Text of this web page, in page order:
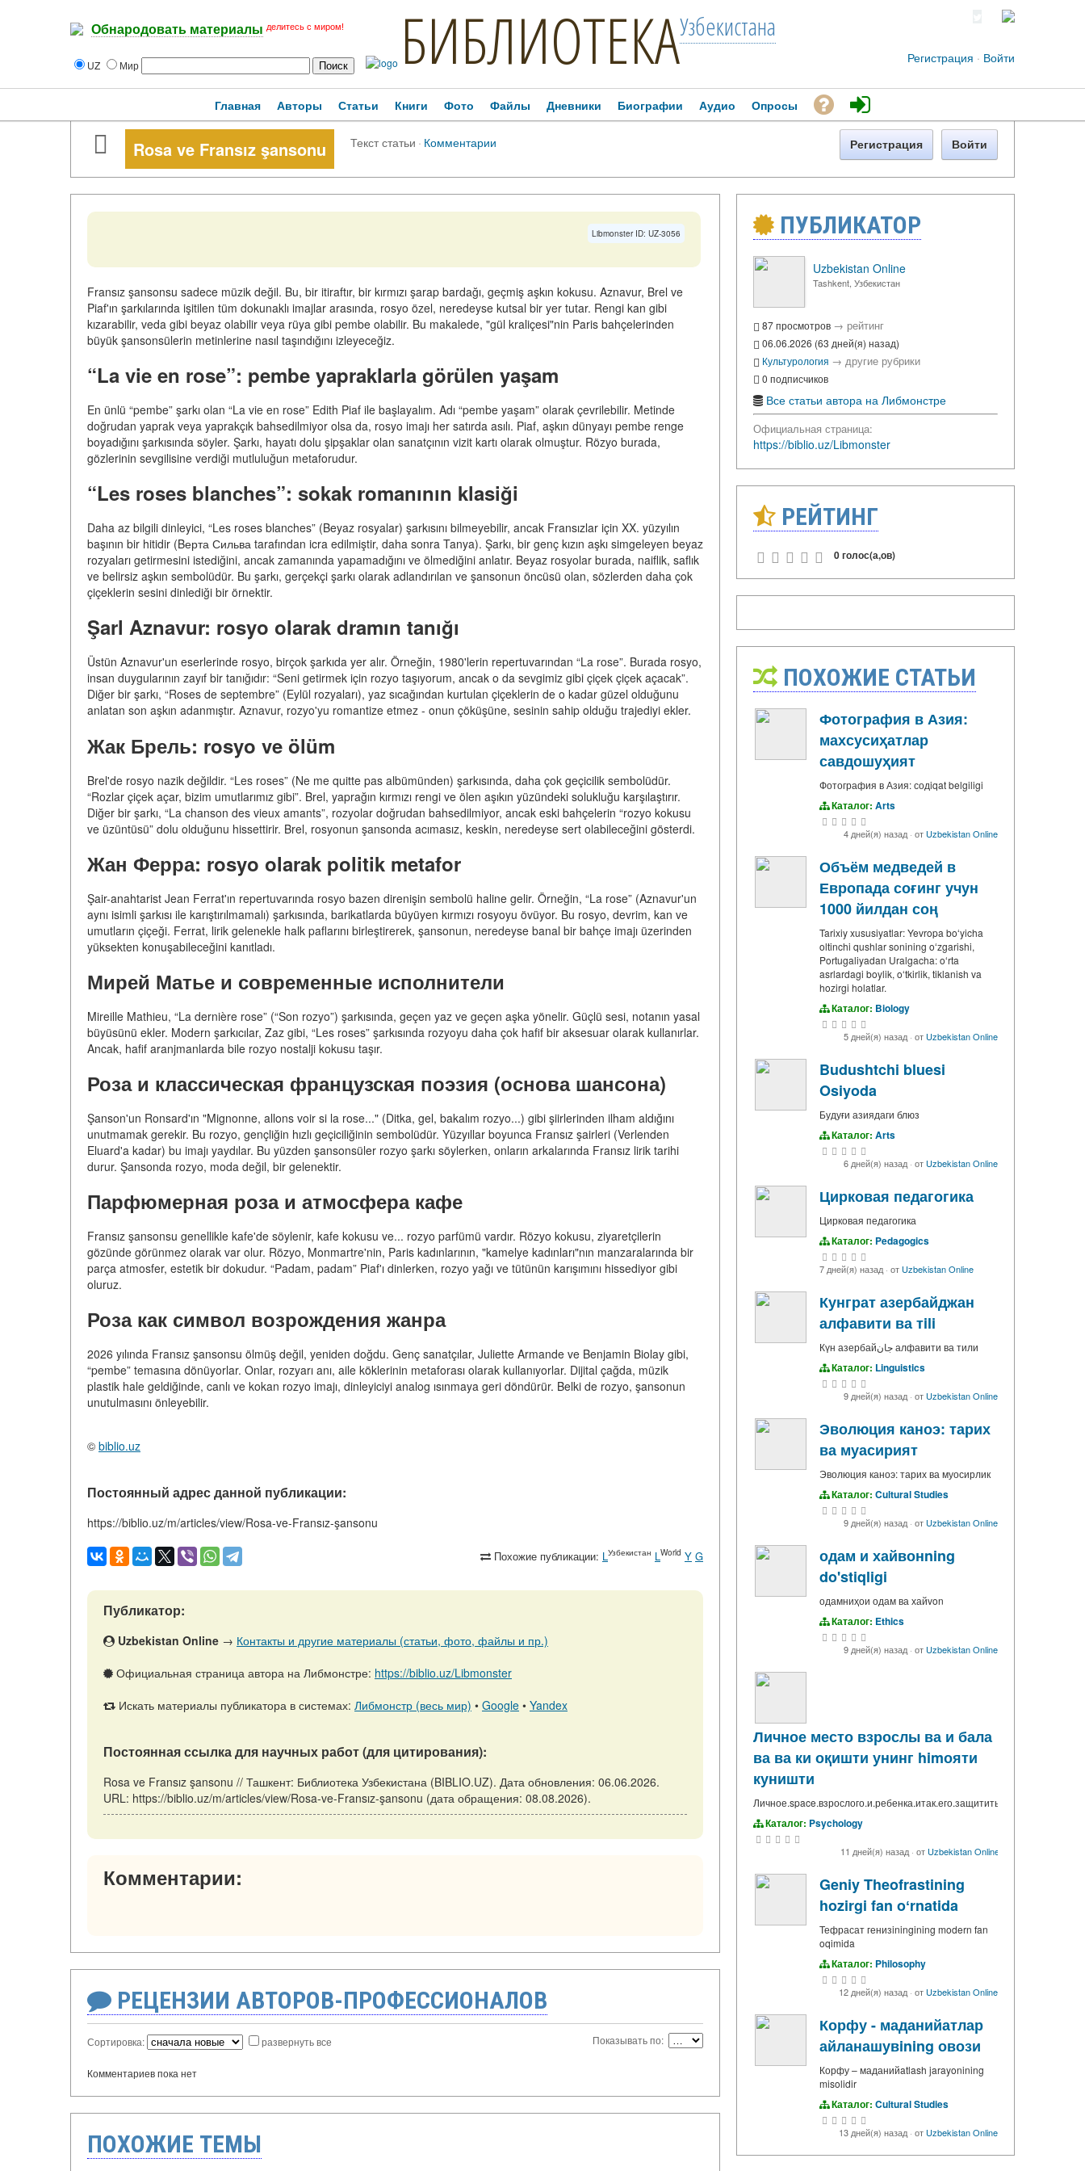
Обнародовать материалы делитесь с миром!
UZ Мир БИБЛИОТЕКАУзбекистана
Регистрация · Войти
Главная Авторы Статьи Книги Фото Файлы Дневники Биографии Аудио Опросы
Rosa ve Fransız şansonu Текст статьи · Комментарии Регистрация Войти
Libmonster ID: UZ-3056
Fransız şansonsu sadece müzik değil. Bu, bir itiraftır, bir kırmızı şarap bardağı, geçmiş aşkın kokusu. Aznavur, Brel ve
Piaf'ın şarkılarında işitilen tüm dokunaklı imajlar arasında, rosyo özel, neredeyse kutsal bir yer tutar. Rengi kan gibi
kızarabilir, veda gibi beyaz olabilir veya rüya gibi pembe olabilir. Bu makalede, "gül kraliçesi"nin Paris bahçelerinden
büyük şansonsülerin metinlerine nasıl taşındığını izleyeceğiz.
“La vie en rose”: pembe yapraklarla görülen yaşam
En ünlü “pembe” şarkı olan “La vie en rose” Edith Piaf ile başlayalım. Adı “pembe yaşam” olarak çevrilebilir. Metinde
doğrudan yaprak veya yaprakçık bahsedilmiyor olsa da, rosyo imajı her satırda asılı. Piaf, aşkın dünyayı pembe renge
boyadığını şarkısında söyler. Şarkı, hayatı dolu şipşaklar olan sanatçının vizit kartı olarak olmuştur. Rözyo burada,
gözlerinin sevgilisine verdiği mutluluğun metaforudur.
“Les roses blanches”: sokak romanının klasiği
Daha az bilgili dinleyici, “Les roses blanches” (Beyaz rosyalar) şarkısını bilmeyebilir, ancak Fransızlar için XX. yüzyılın
başının bir hitidir (Bерта Сильва tarafından icra edilmiştir, daha sonra Tanya). Şarkı, bir genç kızın aşkı simgeleyen beyaz
rozyaları getirmesini istediğini, ancak zamanında yapamadığını ve ölmediğini anlatır. Beyaz rosyolar burada, naiflik, saflık
ve belirsiz aşkın sembolüdür. Bu şarkı, gerçekçi şarkı olarak adlandırılan ve şansonun öncüsü olan, sözlerden daha çok
çiçeklerin sesini dinlediği bir örnektir.
Şarl Aznavur: rosyo olarak dramın tanığı
Üstün Aznavur'un eserlerinde rosyo, birçok şarkıda yer alır. Örneğin, 1980'lerin repertuvarından “La rose”. Burada rosyo,
insan duygularının zayıf bir tanığıdır: “Seni getirmek için rozyo taşıyorum, ancak o da sevgimiz gibi çiçek çiçek açacak”.
Diğer bir şarkı, “Roses de septembre” (Eylül rozyaları), yaz sıcağından kurtulan çiçeklerin de o kadar güzel olduğunu
anlatan son aşkın adanmıştır. Aznavur, rozyo'yu romantize etmez - onun çöküşüne, sesinin sahip olduğu trajediyi ekler.
Жак Брель: rosyo ve ölüm
Brel'de rosyo nazik değildir. “Les roses” (Ne me quitte pas albümünden) şarkısında, daha çok geçicilik sembolüdür.
“Rozlar çiçek açar, bizim umutlarımız gibi”. Brel, yaprağın kırmızı rengi ve ölen aşıkın yüzündeki solukluğu karşılaştırır.
Diğer bir şarkı, “La chanson des vieux amants”, rozyolar doğrudan bahsedilmiyor, ancak eski bahçelerin “rozyo kokusu
ve üzüntüsü” dolu olduğunu hissettirir. Brel, rosyonun şansonda acımasız, keskin, neredeyse sert olabileceğini gösterdi.
Жан Ферра: rosyo olarak politik metafor
Şair-anahtarist Jean Ferrat'ın repertuvarında rosyo bazen direnişin sembolü haline gelir. Örneğin, “La rose” (Aznavur'un
aynı isimli şarkısı ile karıştırılmamalı) şarkısında, barikatlarda büyüyen kırmızı rosyoyu övüyor. Bu rosyo, devrim, kan ve
umutların çiçeği. Ferrat, lirik gelenekle halk paflarını birleştirerek, şansonun, neredeyse banal bir bahçe imajı üzerinden
yüksekten konuşabileceğini kanıtladı.
Мирей Матье и современные исполнители
Mireille Mathieu, “La dernière rose” (“Son rozyo”) şarkısında, geçen yaz ve geçen aşka yönelir. Güçlü sesi, notanın yasal
büyüsünü ekler. Modern şarkıcılar, Zaz gibi, “Les roses” şarkısında rozyoyu daha çok hafif bir aksesuar olarak kullanırlar.
Ancak, hafif aranjmanlarda bile rozyo nostalji kokusu taşır.
Роза и классическая французская поэзия (основа шансона)
Şanson'un Ronsard'ın "Mignonne, allons voir si la rose..." (Ditka, gel, bakalım rozyo...) gibi şiirlerinden ilham aldığını
unutmamak gerekir. Bu rozyo, gençliğin hızlı geçiciliğinin sembolüdür. Yüzyıllar boyunca Fransız şairleri (Verlenden
Eluard'a kadar) bu imajı yaydılar. Bu yüzden şansonsüler rozyo şarkı söylerken, onların arkalarında Fransız lirik tarihi
durur. Şansonda rozyo, moda değil, bir gelenektir.
Парфюмерная роза и атмосфера кафе
Fransız şansonsu genellikle kafe'de söylenir, kafe kokusu ve... rozyo parfümü vardır. Rözyo kokusu, ziyaretçilerin
gözünde görünmez olarak var olur. Rözyo, Monmartre'nin, Paris kadınlarının, "kamelye kadınları"nın manzaralarında bir
parça atmosfer, estetik bir dokudur. “Padam, padam” Piaf'ı dinlerken, rozyo yağı ve tütünün karışımını hissediyor gibi
oluruz.
Роза как символ возрождения жанра
2026 yılında Fransız şansonsu ölmüş değil, yeniden doğdu. Genç sanatçılar, Juliette Armande ve Benjamin Biolay gibi,
“pembe” temasına dönüyorlar. Onlar, rozyarı anı, aile köklerinin metaforası olarak kullanıyorlar. Dijital çağda, müzik
plastik hale geldiğinde, canlı ve kokan rozyo imajı, dinleyiciyi analog ısınmaya geri döndürür. Belki de rozyo, şansonun
unutulmasını önleyebilir.
© biblio.uz
Постоянный адрес данной публикации:
https://biblio.uz/m/articles/view/Rosa-ve-Fransız-şansonu
Похожие публикации: L Узбекистан L World Y G
Публикатор:
Uzbekistan Online → Контакты и другие материалы (статьи, фото, файлы и пр.)
Официальная страница автора на Либмонстре: https://biblio.uz/Libmonster
Искать материалы публикатора в системах: Либмонстр (весь мир) • Google • Yandex
Постоянная ссылка для научных работ (для цитирования):
Rosa ve Fransız şansonu // Ташкент: Библиотека Узбекистана (BIBLIO.UZ). Дата обновления: 06.06.2026.
URL: https://biblio.uz/m/articles/view/Rosa-ve-Fransız-şansonu (дата обращения: 08.08.2026).
Комментарии:
РЕЦЕНЗИИ АВТОРОВ-ПРОФЕССИОНАЛОВ
Сортировка: развернуть все Показывать по:
Комментариев пока нет
ПОХОЖИЕ ТЕМЫ
ПУБЛИКАТОР
Uzbekistan Online
Tashkent, Узбекистан
87 просмотров → рейтинг
06.06.2026 (63 дней(я) назад)
Культурология → другие рубрики
0 подписчиков
Все статьи автора на Либмонстре
Официальная страница:
https://biblio.uz/Libmonster
РЕЙТИНГ
0 голос(а,ов)
ПОХОЖИЕ СТАТЬИ
Фотография в Азия:
махсусиҳатлар
савдошуҳият
Фотография в Азия: содiqat belgiligi
Каталог: Arts
4 дней(я) назад· от Uzbekistan Online
Объём медведей в
Европада соғинг учун
1000 йилдан соң
Tarixiy xususiyatlar: Yevropa boʻyicha
oltinchi qushlar sonining oʻzgarishi,
Portugaliyadan Uralgacha: oʻrta
asrlardagi boylik, oʻtkirlik, tiklanish va
hozirgi holatlar.
Каталог: Biology
5 дней(я) назад· от Uzbekistan Online
Budushtchi bluesi
Osiyoda
Будуғи азиядаги блюз
Каталог: Arts
6 дней(я) назад· от Uzbekistan Online
Цирковая педагогика
Цирковая педагогика
Каталог: Pedagogics
7 дней(я) назад· от Uzbekistan Online
Кунграт азербайджан
алфавити ва тili
Күн азербайجان алфавити ва тили
Каталог: Linguistics
9 дней(я) назад· от Uzbekistan Online
Эволюция каноэ: тарих
ва муасирият
Эволюция каноэ: тарих ва муосирлик
Каталог: Cultural Studies
9 дней(я) назад· от Uzbekistan Online
одам и хайвонning
do'stiqligi
одамниҳои одам ва хайvon
Каталог: Ethics
9 дней(я) назад· от Uzbekistan Online
Личное место взрослы ва и бала
ва ва ки оқишти унинг himояти
куништи
Личное.space.взрослого.и.ребенка.итак.его.защитить
Каталог: Psychology
11 дней(я) назад· от Uzbekistan Online
Geniy Theofrastining
hozirgi fan oʻrnatida
Тефрасат генизiningining modern fan
oqimida
Каталог: Philosophy
12 дней(я) назад· от Uzbekistan Online
Корфу - маданийатлар
айланашувining овози
Корфу – маданийatlash jarayonining
misolidir
Каталог: Cultural Studies
13 дней(я) назад· от Uzbekistan Online